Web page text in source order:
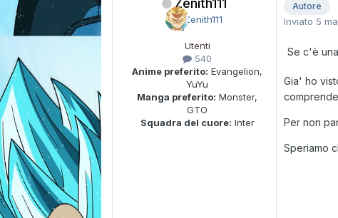
Zenith111
Utenti
540
Anime preferito: Evangelion,
YuYu
Manga preferito: Monster,
GTO
Squadra del cuore: Inter
Autore
Inviato 5
Se c'è
Gia' ho
Per non
Speriamo